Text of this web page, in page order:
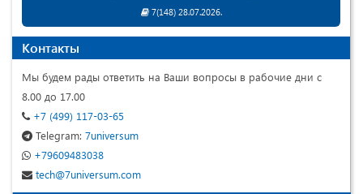
7(148) 28.07.2026.
Контакты
Мы будем рады ответить на Ваши вопросы в рабочие дни с
8.00 до 17.00
+7 (499) 117-03-65
Telegram: 7universum
+79609483038
tech@7universum.com